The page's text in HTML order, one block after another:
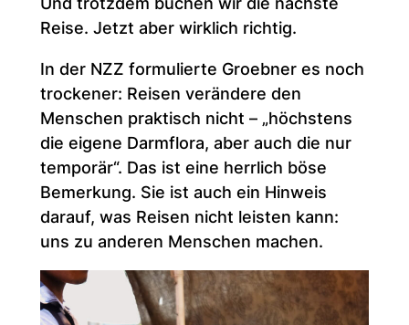
Reise. Jetzt aber wirklich richtig.
In der NZZ formulierte Groebner es noch
trockener: Reisen verändere den
Menschen praktisch nicht – „höchstens
die eigene Darmflora, aber auch die nur
temporär“. Das ist eine herrlich böse
Bemerkung. Sie ist auch ein Hinweis
darauf, was Reisen nicht leisten kann:
uns zu anderen Menschen machen.